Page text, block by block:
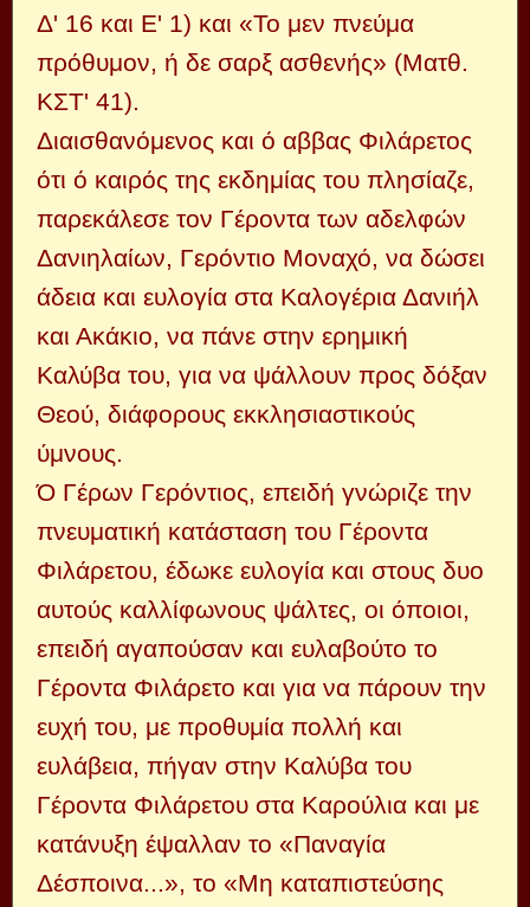
Δ' 16 και Ε' 1) και «Το μεν πνεύμα
πρόθυμον, ή δε σαρξ ασθενής» (Ματθ.
ΚΣΤ' 41).
Διαισθανόμενος και ό αββας Φιλάρετος
ότι ό καιρός της εκδημίας του πλησίαζε,
παρεκάλεσε τον Γέροντα των αδελφών
Δανιηλαίων, Γερόντιο Μοναχό, να δώσει
άδεια και ευλογία στα Καλογέρια Δανιήλ
και Ακάκιο, να πάνε στην ερημική
Καλύβα του, για να ψάλλουν προς δόξαν
Θεού, διάφορους εκκλησιαστικούς
ύμνους.
Ό Γέρων Γερόντιος, επειδή γνώριζε την
πνευματική κατάσταση του Γέροντα
Φιλάρετου, έδωκε ευλογία και στους δυο
αυτούς καλλίφωνους ψάλτες, οι όποιοι,
επειδή αγαπούσαν και ευλαβούτο το
Γέροντα Φιλάρετο και για να πάρουν την
ευχή του, με προθυμία πολλή και
ευλάβεια, πήγαν στην Καλύβα του
Γέροντα Φιλάρετου στα Καρούλια και με
κατάνυξη έψαλλαν το «Παναγία
Δέσποινα...», το «Μη καταπιστεύσης